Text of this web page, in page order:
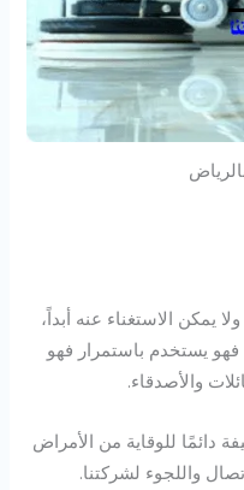
ولا يمكن الاستغناء عنه أبداً،
فهو يستخدم باستمرار فهو
والأصدقاء.
للوقاية من الأمراض
واللجوء لشركتنا.